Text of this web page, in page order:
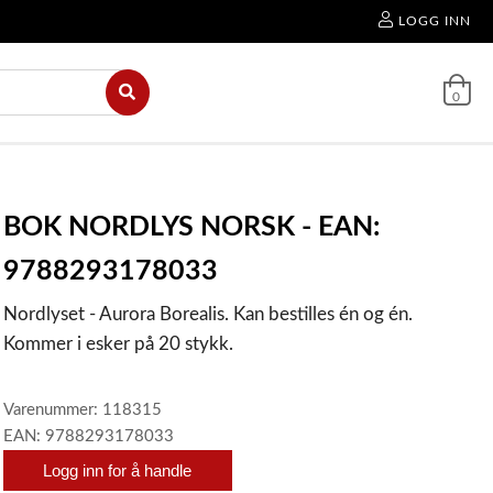
LOGG INN
0
BOK NORDLYS NORSK - EAN:
9788293178033
Nordlyset - Aurora Borealis. Kan bestilles én og én.
Kommer i esker på 20 stykk.
Varenummer: 118315
EAN: 9788293178033
Logg inn for å handle